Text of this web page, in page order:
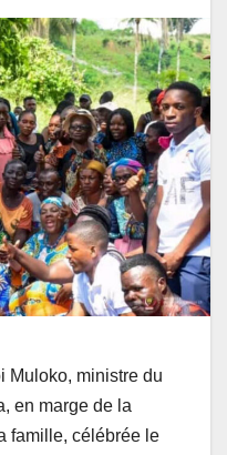
Muloko, ministre du
en marge de la
famille, célébrée le